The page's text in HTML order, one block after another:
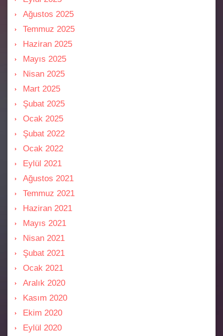
Ağustos 2025
Temmuz 2025
Haziran 2025
Mayıs 2025
Nisan 2025
Mart 2025
Şubat 2025
Ocak 2025
Şubat 2022
Ocak 2022
Eylül 2021
Ağustos 2021
Temmuz 2021
Haziran 2021
Mayıs 2021
Nisan 2021
Şubat 2021
Ocak 2021
Aralık 2020
Kasım 2020
Ekim 2020
Eylül 2020